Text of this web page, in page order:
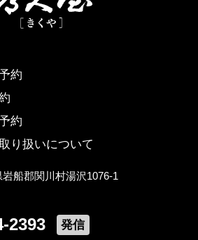
約
約
り扱いについて
船郡関川村湯沢1076-1
2393 発信